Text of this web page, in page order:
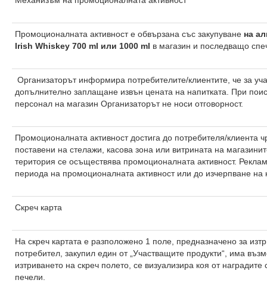
Промоционалната активност е обвързана със закупуване на
Irish Whiskey 700 ml или 1000 ml в магазин и последващо
Организаторът информира потребителите/клиентите, че за
допълнително заплащане извън цената на напитката. При
персонал на магазин Организаторът не носи отговорност.
Промоционалната активност достига до потребителя/клиента
поставени на стелажи, касова зона или витрината на
територия се осъществява промоционалната активност.
периода на промоционалната активност или до изчерпване на
Скреч карта
На скреч картата е разположено 1 поле, предназначено за
потребител, закупил един от „Участващите продукти“, има
изтриването на скреч полето, се визуализира коя от
печели.